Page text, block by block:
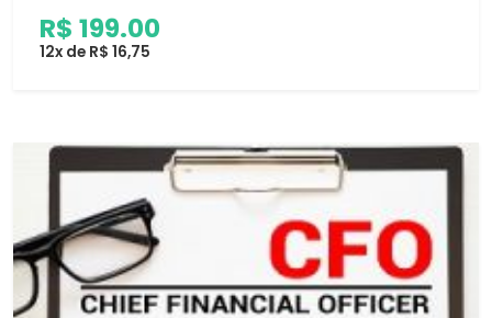
R$ 199.00
12x de R$ 16,75